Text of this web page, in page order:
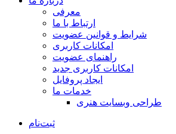
معرفی
ارتباط با ما
شرایط و قوانین عضویت
امکانات کاربری
راهنمای عضویت
امکانات کاربری جدید
ایجاد پروفایل
خدمات ما
طراحی وبسایت هنری
ثبت‌نام